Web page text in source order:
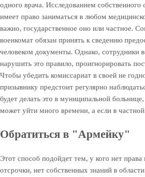
одного врача. Исследованием собственного
имеет право заниматься в любом
важно, государственное оно или частное.
военкомат обязан принять к сведению
человеком документы. Однако, сотрудники
нарушить это правило, проигнорировать
Чтобы убедить комиссариат в своей не
призывнику предстоит регулярно
будет делать это в муниципальной
может уйти много времени, а если в
Обратиться в "Армейку"
Этот способ подойдет тем, у кого нет права
отсрочки, нет собственных знаний в